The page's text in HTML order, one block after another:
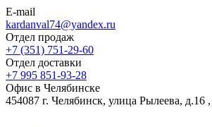
E-mail
kardanval74@yandex.ru
Отдел продаж
+7 (351) 751-29-60
Отдел доставки
+7 995 851-93-28
Офис в Челябинске
454087 г. Челябинск, улица Рылеева, д.16